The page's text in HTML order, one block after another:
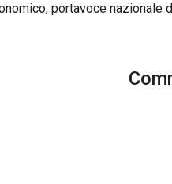
portavoce nazionale